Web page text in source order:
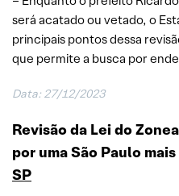
será acatado ou vetado, o
principais pontos dessa
que permite a busca por
Data: 27/12/2023
Revisão da Lei do
por uma São Paulo
SP